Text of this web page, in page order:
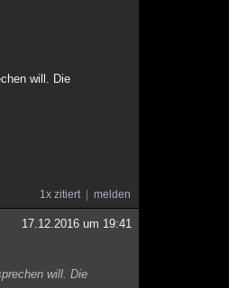
will. Die
1x zitiert melden
17.12.2016 um 19:41
will. Die